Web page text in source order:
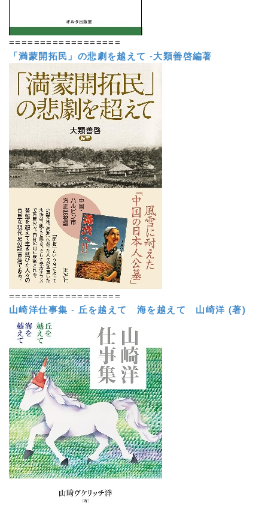
==================
「満蒙開拓民」の悲劇を越えて -大類善啓編著
==================
山崎洋仕事集 - 丘を越えて 海を越えて 山崎洋 (著)